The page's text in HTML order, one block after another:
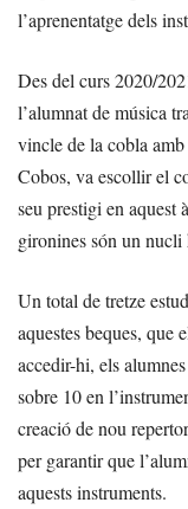
l’aprenentatge dels
Des del curs 2020/
l’alumnat de música
vincle de la cobla
Cobos, va escollir el
seu prestigi en aquest
gironines són un nucli
Un total de tretze
aquestes beques, que
accedir-hi, els
sobre 10 en
creació de nou
per garantir que
aquests instruments.